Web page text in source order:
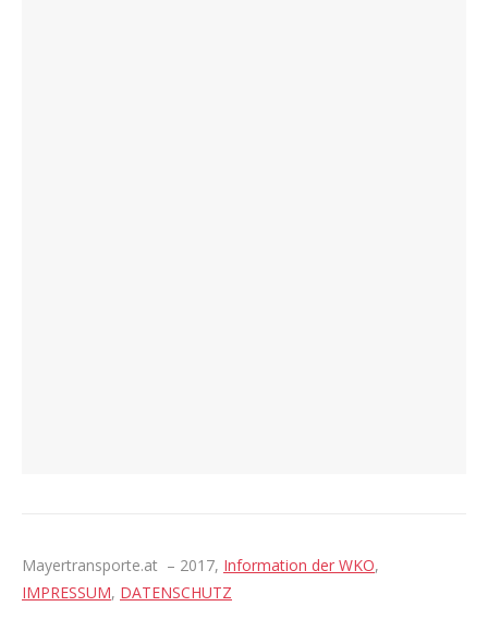
Mayertransporte.at – 2017, Information der WKO,
IMPRESSUM, DATENSCHUTZ